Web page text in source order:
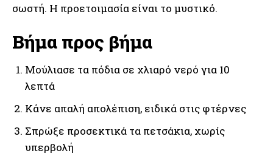
σωστή. Η προετοιμασία είναι το μυστικό.
Βήμα προς βήμα
Μούλιασε τα πόδια σε χλιαρό νερό για 10
λεπτά
Κάνε απαλή απολέπιση, ειδικά στις φτέρνες
Σπρώξε προσεκτικά τα πετσάκια, χωρίς
υπερβολή